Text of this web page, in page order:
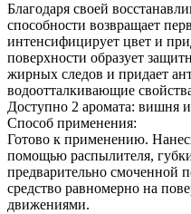
Благодаря своей
способности возвращает
интенсифицирует цвет и
поверхности образует
жирных следов и придает
водоотталкивающие
Доступно 2 аромата: вишня
Способ применения:
Готово к применению.
помощью распылителя,
предварительно смоченной
средство равномерно на
движениями.